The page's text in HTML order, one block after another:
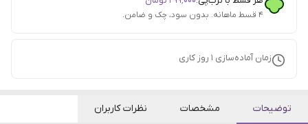
۴ قسط ماهانه. بدون سود، چک و ضامن.
زمان آماده‌سازی 1 روز کاری
توضیحات مشخصات نظرات کاربران